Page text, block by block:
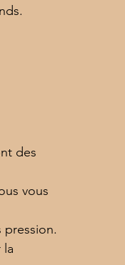
des
vous
pression.
la